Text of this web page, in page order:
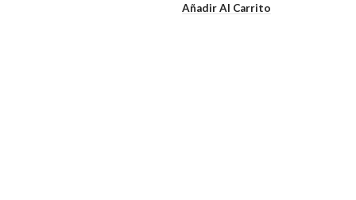
Añadir Al Carrito